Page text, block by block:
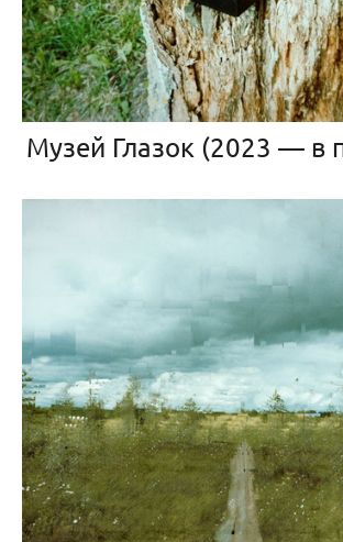
Музей Глазок (2023 — в